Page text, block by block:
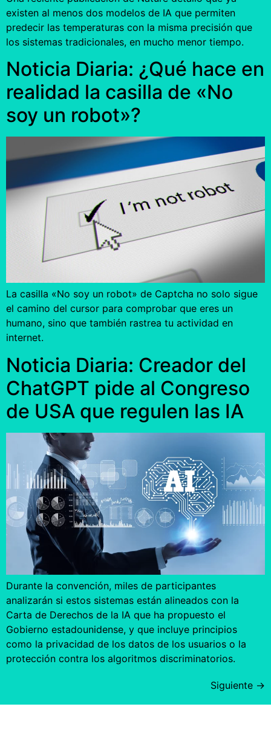
existen al menos dos modelos de IA que permiten
predecir las temperaturas con la misma precisión que
los sistemas tradicionales, en mucho menor tiempo.
Noticia Diaria: ¿Qué hace en
realidad la casilla de «No
soy un robot»?
La casilla «No soy un robot» de Captcha no solo sigue
el camino del cursor para comprobar que eres un
humano, sino que también rastrea tu actividad en
internet.
Noticia Diaria: Creador del
ChatGPT pide al Congreso
de USA que regulen las IA
Durante la convención, miles de participantes
analizarán si estos sistemas están alineados con la
Carta de Derechos de la IA que ha propuesto el
Gobierno estadounidense, y que incluye principios
como la privacidad de los datos de los usuarios o la
protección contra los algoritmos discriminatorios.
Siguiente →